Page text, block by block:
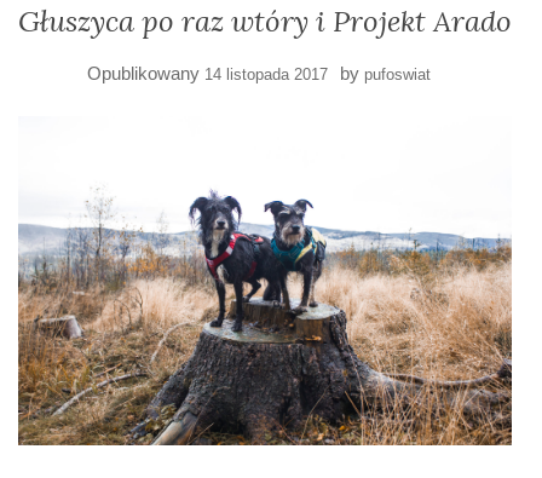
Głuszyca po raz wtóry i Projekt Arado
Opublikowany 14 listopada 2017 by pufoswiat